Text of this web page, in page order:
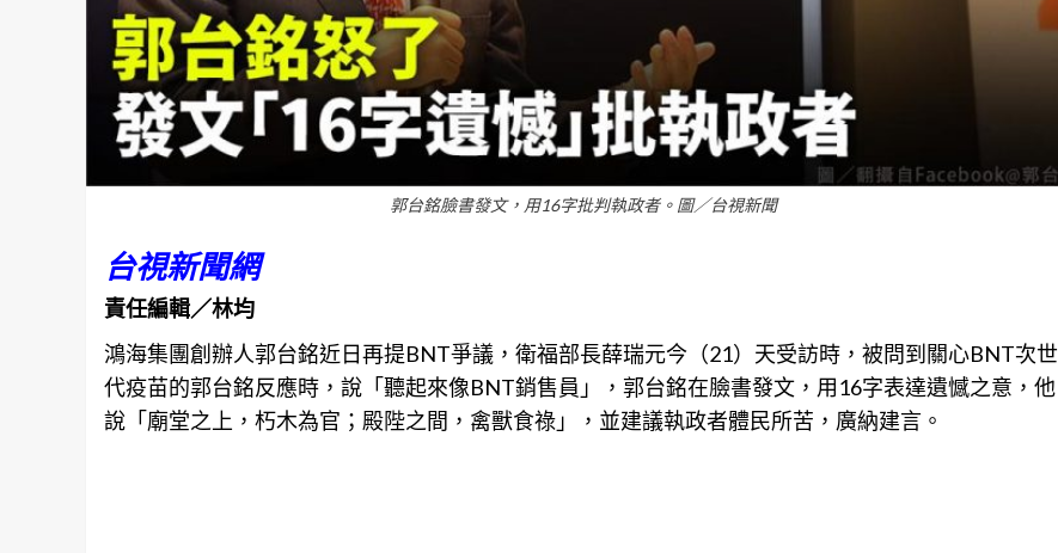
郭台銘臉書發文，用16字批判執政者。圖／台視新聞
台視新聞網
責任編輯／林均
鴻海集團創辦人郭台銘近日再提BNT爭議，衛福部長薛瑞元今（21）天受訪時，被問到關心BNT次世
代疫苗的郭台銘反應時，說「聽起來像BNT銷售員」，郭台銘在臉書發文，用16字表達遺憾之意，他
說「廟堂之上，朽木為官；殿陛之間，禽獸食祿」，並建議執政者體民所苦，廣納建言。